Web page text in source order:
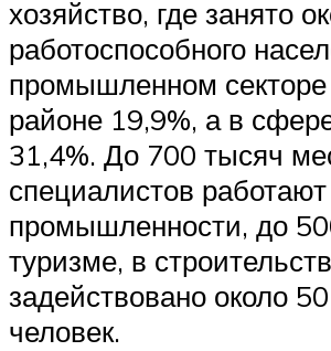
хозяйство, где занято
работоспособного
промышленном секторе
районе 19,9%, а в
31,4%. До 700 тысяч
специалистов
промышленности, до
туризме, в
задействовано около
человек.